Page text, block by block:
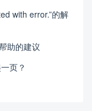
with error.”的解
助的建议
页？